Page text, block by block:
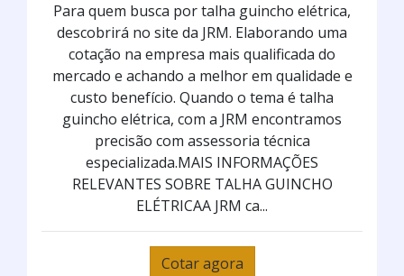
Para quem busca por talha guincho elétrica,
descobrirá no site da JRM. Elaborando uma
cotação na empresa mais qualificada do
mercado e achando a melhor em qualidade e
custo benefício. Quando o tema é talha
guincho elétrica, com a JRM encontramos
precisão com assessoria técnica
especializada.MAIS INFORMAÇÕES
RELEVANTES SOBRE TALHA GUINCHO
ELÉTRICAA JRM ca...
Cotar agora